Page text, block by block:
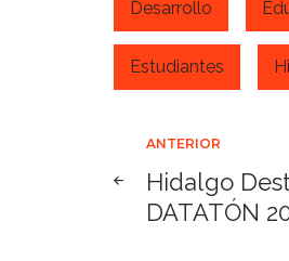
Desarrollo
Estudiantes
de
ANTERIOR
Hidalgo
DATATÓN